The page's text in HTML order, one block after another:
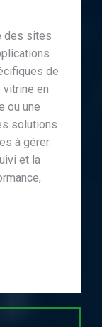
des sites
de
vitrine en
ou une
solutions
à gérer.
et la